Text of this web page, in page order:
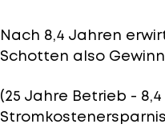
Nach 8,4 Jahren
Schotten also
(25 Jahre Betrieb -